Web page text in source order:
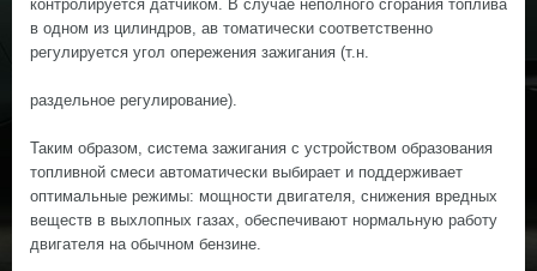
контролируется датчиком. В случае неполного сгорания топлива
в одном из цилиндров, ав томатически соответственно
регулируется угол опережения зажигания (т.н.
раздельное регулирование).
Таким образом, система зажигания с устройством образования
топливной смеси автоматически выбирает и поддерживает
оптимальные режимы: мощности двигателя, снижения вредных
веществ в выхлопных газах, обеспечивают нормальную работу
двигателя на обычном бензине.